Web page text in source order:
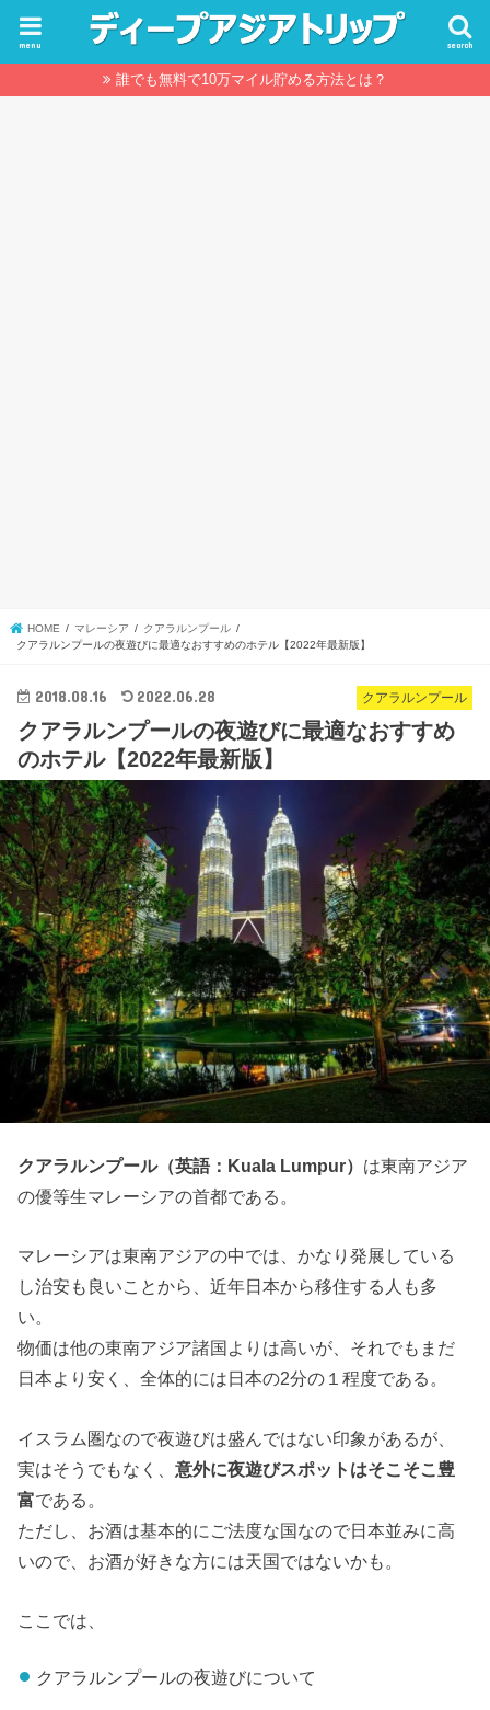
search
menu
誰でも無料で10万マイル貯める方法とは？
HOME マレーシア
クアラルンプール
クアラルンプールの夜遊びに最適なおすすめのホテル【2022年最新版】
クアラルンプール
2018.08.16 2022.06.28
クアラルンプールの夜遊びに最適なおすすめ
のホテル【2022年最新版】
クアラルンプール（英語：Kuala Lumpur） は東南アジア
の優等生マレーシアの首都である。
マレーシアは東南アジアの中では、かなり発展している
し治安も良いことから、近年日本から移住する人も多
い。
物価は他の東南アジア諸国よりは高いが、それでもまだ
日本より安く、全体的には日本の2分の１程度である。
イスラム圏なので夜遊びは盛んではない印象があるが、
実はそうでもなく、意外に夜遊びスポットはそこそこ豊
富である。
ただし、お酒は基本的にご法度な国なので日本並みに高
いので、お酒が好きな方には天国ではないかも。
ここでは、
クアラルンプールの夜遊びについて